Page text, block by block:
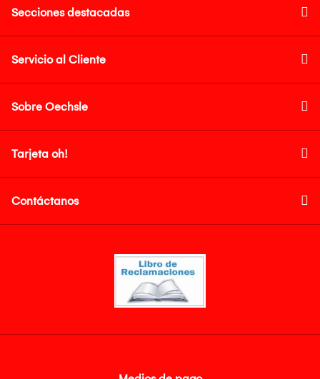
Secciones destacadas
Servicio al Cliente
Sobre Oechsle
Tarjeta oh!
Contáctanos